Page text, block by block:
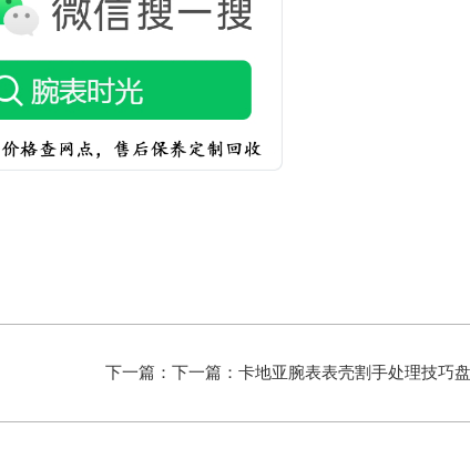
下一篇：下一篇： 卡地亚腕表表壳割手处理技巧